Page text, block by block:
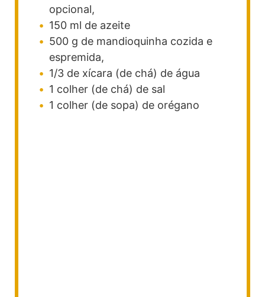
opcional,
150 ml de azeite
500 g de mandioquinha cozida e
espremida,
1/3 de xícara (de chá) de água
1 colher (de chá) de sal
1 colher (de sopa) de orégano